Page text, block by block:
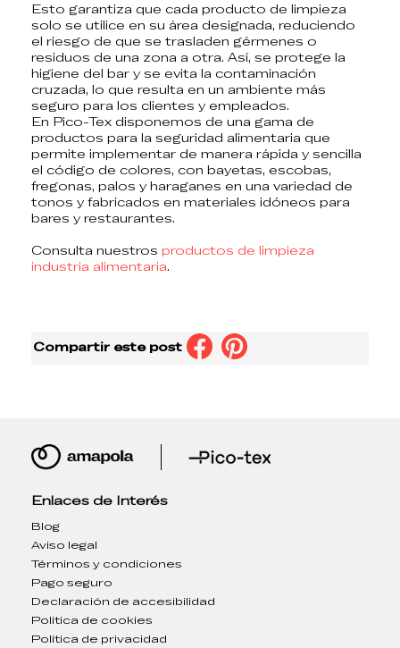
Esto garantiza que cada producto de limpieza
solo se utilice en su área designada, reduciendo
el riesgo de que se trasladen gérmenes o
residuos de una zona a otra. Así, se protege la
higiene del bar y se evita la contaminación
cruzada, lo que resulta en un ambiente más
seguro para los clientes y empleados.
En Pico-Tex disponemos de una gama de
productos para la seguridad alimentaria que
permite implementar de manera rápida y sencilla
el código de colores, con bayetas, escobas,
fregonas, palos y haraganes en una variedad de
tonos y fabricados en materiales idóneos para
bares y restaurantes.
Consulta nuestros productos de limpieza
industria alimentaria.
Compartir este post
Enlaces de Interés
Blog
Aviso legal
Términos y condiciones
Pago seguro
Declaración de accesibilidad
Política de cookies
Política de privacidad